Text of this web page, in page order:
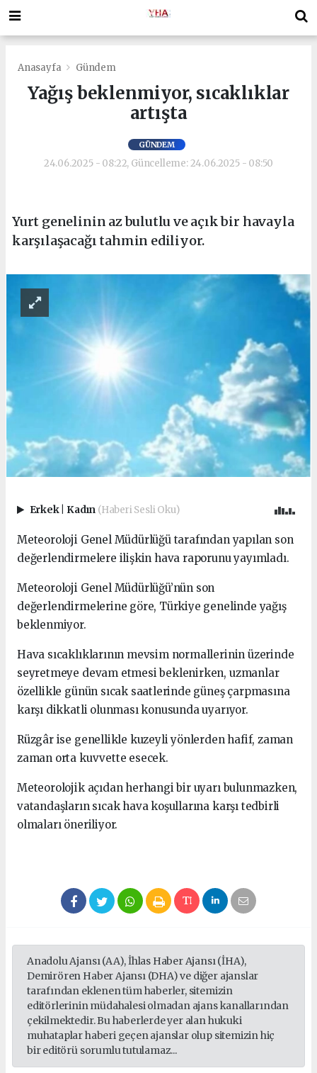
Anasayfa Gündem
Yağış beklenmiyor, sıcaklıklar
artışta
GÜNDEM
24.06.2025 - 08:22, Güncelleme: 24.06.2025 - 08:50
Yurt genelinin az bulutlu ve açık bir havayla
karşılaşacağı tahmin ediliyor.
Erkek Kadın (Haberi Sesli Oku)
Meteoroloji Genel Müdürlüğü tarafından yapılan son
değerlendirmelere ilişkin hava raporunu yayımladı.
Meteoroloji Genel Müdürlüğü’nün son
değerlendirmelerine göre, Türkiye genelinde yağış
beklenmiyor.
Hava sıcaklıklarının mevsim normallerinin üzerinde
seyretmeye devam etmesi beklenirken, uzmanlar
özellikle günün sıcak saatlerinde güneş çarpmasına
karşı dikkatli olunması konusunda uyarıyor.
Rüzgâr ise genellikle kuzeyli yönlerden hafif, zaman
zaman orta kuvvette esecek.
Meteorolojik açıdan herhangi bir uyarı bulunmazken,
vatandaşların sıcak hava koşullarına karşı tedbirli
olmaları öneriliyor.
Anadolu Ajansı (AA), İhlas Haber Ajansı (İHA),
Demirören Haber Ajansı (DHA) ve diğer ajanslar
tarafından eklenen tüm haberler, sitemizin
editörlerinin müdahalesi olmadan ajans kanallarından
çekilmektedir. Bu haberlerde yer alan hukuki
muhataplar haberi geçen ajanslar olup sitemizin hiç
bir editörü sorumlu tutulamaz...